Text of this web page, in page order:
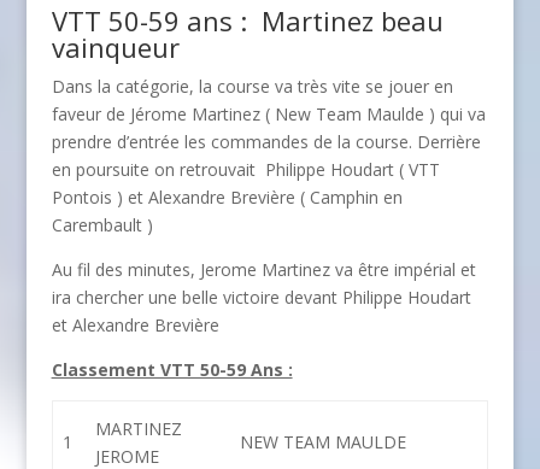
VTT 50-59 ans : Martinez beau
vainqueur
Dans la catégorie, la course va très vite se jouer en
faveur de Jérome Martinez ( New Team Maulde ) qui va
prendre d’entrée les commandes de la course. Derrière
en poursuite on retrouvait Philippe Houdart ( VTT
Pontois ) et Alexandre Brevière ( Camphin en
Carembault )
Au fil des minutes, Jerome Martinez va être impérial et
ira chercher une belle victoire devant Philippe Houdart
et Alexandre Brevière
Classement VTT 50-59 Ans :
1
MARTINEZ
JEROME
NEW TEAM MAULDE